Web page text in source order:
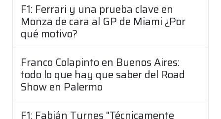
F1: Ferrari y una prueba clave en
Monza de cara al GP de Miami ¿Por
qué motivo?
Franco Colapinto en Buenos Aires:
todo lo que hay que saber del Road
Show en Palermo
F1: Fabián Turnes "Técnicamente